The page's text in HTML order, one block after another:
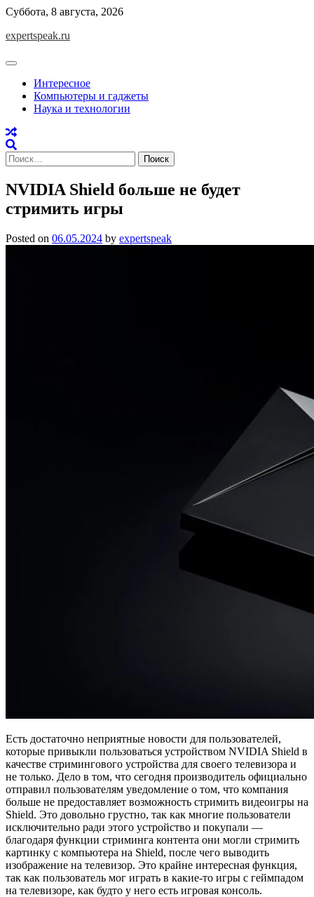
Skip
content
Суббота, 8 августа, 2026
expertspeak.ru
Интересное
Компьютеры и гаджеты
Наука и технологии
Найти:
NVIDIA Shield больше не будет
стримить игры
Posted on 06.05.2024 by expertspeak
Есть достаточно неприятные новости для пользователей,
которые привыкли пользоваться устройством NVIDIA Shield в
качестве стримингового устройства для своего телевизора и
не только. Дело в том, что сегодня производитель официально
отправил пользователям уведомление о том, что компания
больше не предоставляет возможность стримить видеоигры на
Shield. Это довольно грустно, так как многие пользователи
исключительно ради этого устройство и покупали —
благодаря функции стриминга контента они могли стримить
картинку с компьютера на Shield, после чего выводить
изображение на телевизор. Это крайне интересная функция,
так как пользователь мог играть в какие-то игры с геймпадом
на телевизоре, как будто у него есть игровая консоль.